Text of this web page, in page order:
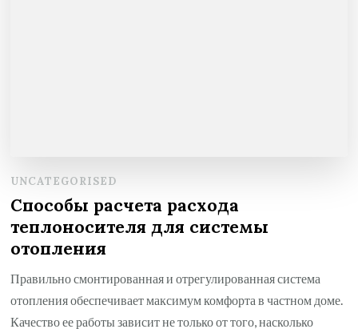
UNCATEGORISED
Способы расчета расхода
теплоносителя для системы
отопления
Правильно смонтированная и отрегулированная система
отопления обеспечивает максимум комфорта в частном доме.
Качество ее работы зависит не только от того, насколько